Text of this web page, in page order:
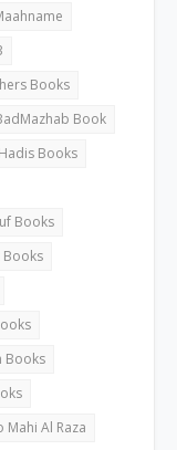
Books
Book
Books
Books
Books
Mahi Al Raza